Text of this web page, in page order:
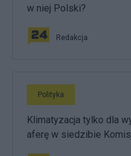
w niej Polski?
Redakcja
Polityka
Klimatyzacja tylko dla
aferę w siedzibie